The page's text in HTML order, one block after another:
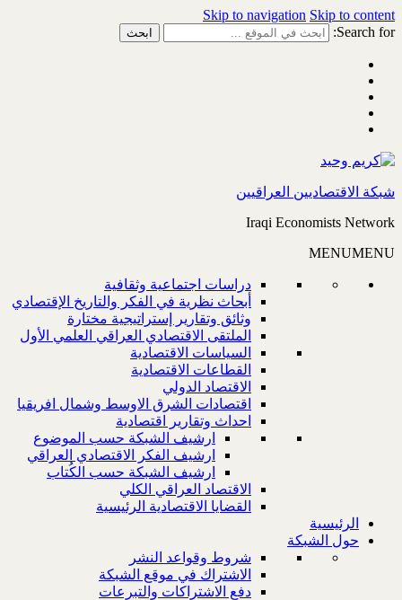
Skip to navigation Skip to content
Search for:
شبكة الاقتصاديين العراقيين
Iraqi Economists Network
MENUMENU
دراسات اجتماعية وثقافية
أبحاث نظرية في الفكر والتاريخ الإقتصادي
وثائق وتقارير إستراتيجية مختارة
الملتقى الاقتصادي العراقي العلمي الأول
السياسات الاقتصادية
القطاعات الاقتصادية
الاقتصاد الدولي
اقتصادات الشرق الاوسط وشمال افريقيا
احداث وتقارير اقتصادية
ارشيف الشبكة حسب الموضوع
ارشيف الفكر الاقتصادي العراقي
ارشيف الشبكة حسب الكُتاب
الاقتصاد العراقي الكلي
القضايا الاقتصادية الرئيسية
الرئيسية
حول الشبكة
شروط وقواعد النشر
الاشتراك في موقع الشبكة
دفع الاشتراكات والتبرعات